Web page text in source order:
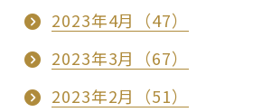
2023年4月（47）
2023年3月（67）
2023年2月（51）